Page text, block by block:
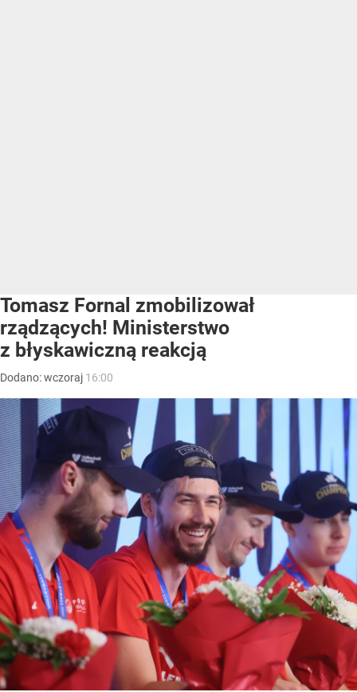
Tomasz Fornal zmobilizował
rządzących! Ministerstwo
z błyskawiczną reakcją
Dodano:wczoraj 16:00